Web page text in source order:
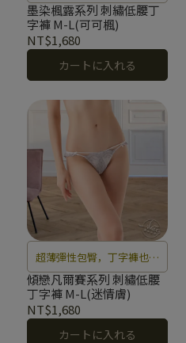
墨染楓露系列 刺繡低腰丁
字褲 M-L(可可楓)
NT$1,680
カートに入れる
超薄彈性包臀，丁字褲也有
安全感
傾戀凡爾賽系列 刺繡低腰
丁字褲 M-L(迷情膚)
NT$1,680
カートに入れる